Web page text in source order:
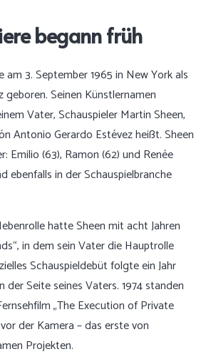
begann früh
am 3. September 1965 in New York als
geboren. Seinen Künstlernamen
Vater, Schauspieler Martin Sheen,
Antonio Gerardo Estévez heißt. Sheen
Emilio (63), Ramon (62) und Renée
ebenfalls in der Schauspielbranche
hatte Sheen mit acht Jahren
in dem sein Vater die Hauptrolle
Schauspieldebüt folgte ein Jahr
der Seite seines Vaters. 1974 standen
„The Execution of Private
der Kamera – das erste von
Projekten.